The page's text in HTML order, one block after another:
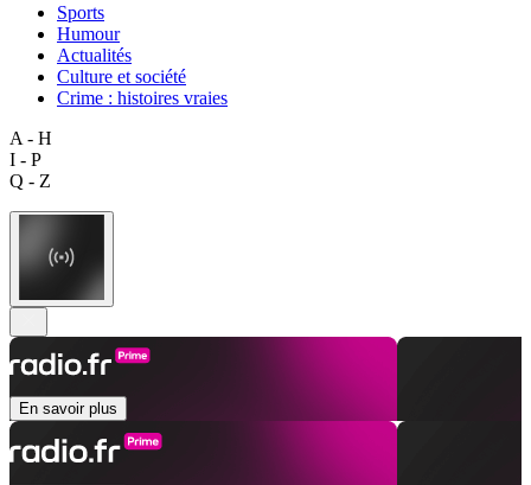
Sports
Humour
Actualités
Culture et société
Crime : histoires vraies
A - H
I - P
Q - Z
En savoir plus